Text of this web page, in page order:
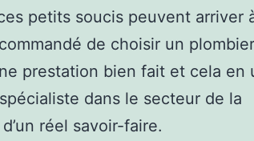
petits soucis peuvent arriver
de choisir un plombier
prestation bien fait et cela en
dans le secteur de la
réel savoir-faire.